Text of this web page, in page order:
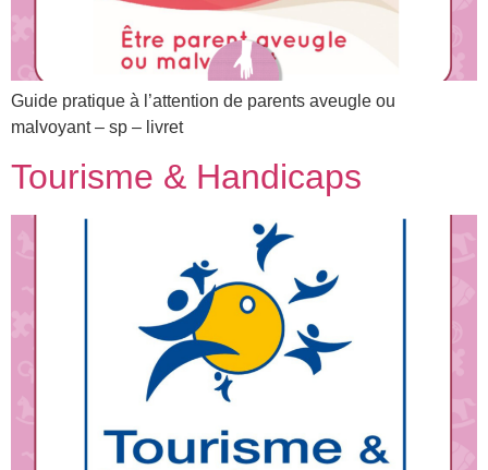
Guide pratique à l’attention de parents aveugle ou
malvoyant – sp – livret
Tourisme & Handicaps